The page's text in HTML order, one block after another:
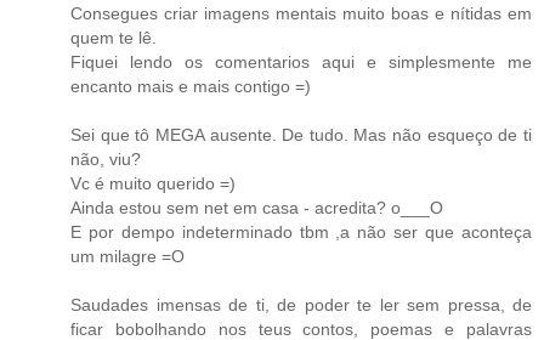
Consegues criar imagens mentais muito boas e nítidas em
quem te lê.
Fiquei lendo os comentarios aqui e simplesmente me
encanto mais e mais contigo =)
Sei que tô MEGA ausente. De tudo. Mas não esqueço de ti
não, viu?
Vc é muito querido =)
Ainda estou sem net em casa - acredita? o___O
E por dempo indeterminado tbm ,a não ser que aconteça
um milagre =O
Saudades imensas de ti, de poder te ler sem pressa, de
ficar bobolhando nos teus contos, poemas e palavras